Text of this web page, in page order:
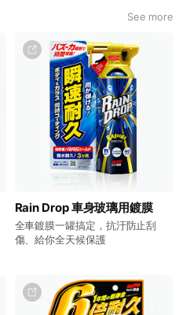
See more
Rain Drop 車身玻璃用鍍膜
全車鍍膜一罐搞定，抗汙防止刮
傷、給你全天候保護